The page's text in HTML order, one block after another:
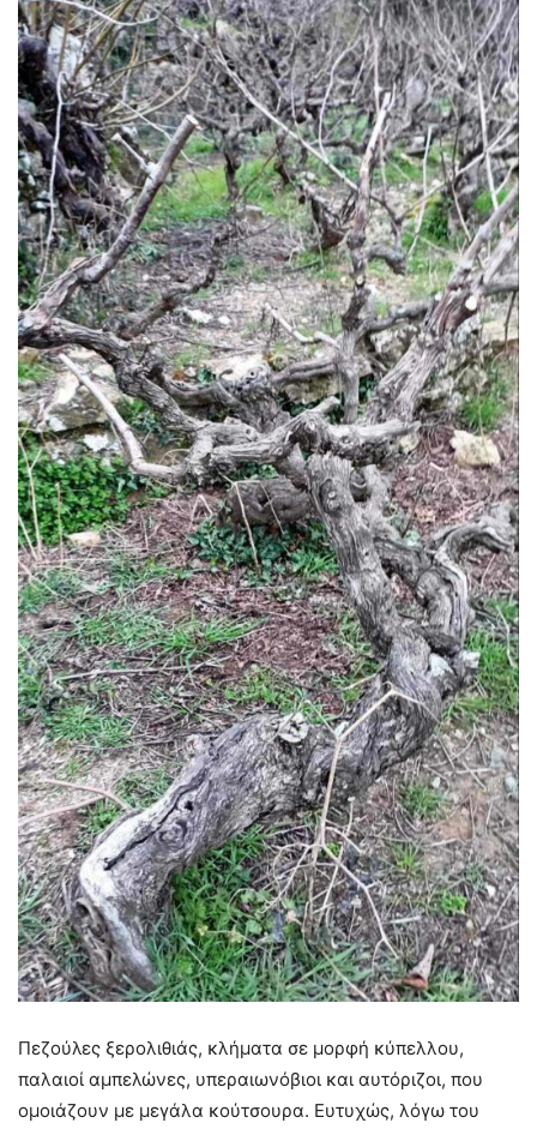
Πεζούλες ξερολιθιάς, κλήματα σε μορφή κύπελλου,
παλαιοί αμπελώνες, υπεραιωνόβιοι και αυτόριζοι, που
ομοιάζουν με μεγάλα κούτσουρα. Ευτυχώς, λόγω του